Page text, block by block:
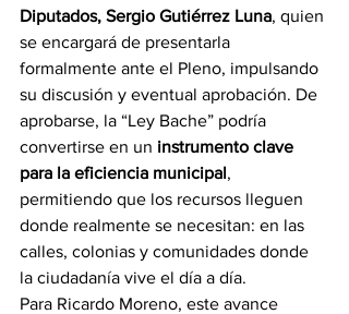
Diputados, Sergio Gutiérrez Luna, quien
se encargará de presentarla
formalmente ante el Pleno, impulsando
su discusión y eventual aprobación. De
aprobarse, la “Ley Bache” podría
convertirse en un instrumento clave
para la eficiencia municipal,
permitiendo que los recursos lleguen
donde realmente se necesitan: en las
calles, colonias y comunidades donde
la ciudadanía vive el día a día.
Para Ricardo Moreno, este avance